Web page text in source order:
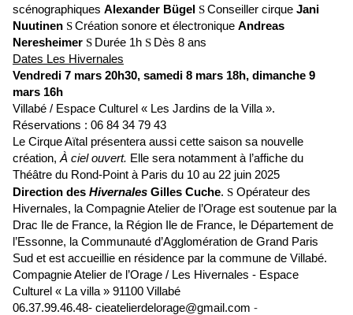
scénographiques Alexander Bügel SConseiller cirque Jani
Nuutinen SCréation sonore et électronique Andreas
Neresheimer S Durée 1h S Dès 8 ans
Dates Les Hivernales
Vendredi 7 mars 20h30, samedi 8 mars 18h, dimanche 9
mars 16h
Villabé / Espace Culturel « Les Jardins de la Villa ».
Réservations : 06 84 34 79 43
Le Cirque Aïtal présentera aussi cette saison sa nouvelle
création, À ciel ouvert. Elle sera notamment à l’affiche du
Théâtre du Rond-Point à Paris du 10 au 22 juin 2025
Direction des Hivernales Gilles Cuche. S Opérateur des
Hivernales, la Compagnie Atelier de l’Orage est soutenue par la
Drac Ile de France, la Région Ile de France, le Département de
l’Essonne, la Communauté d’Agglomération de Grand Paris
Sud et est accueillie en résidence par la commune de Villabé.
Compagnie Atelier de l’Orage / Les Hivernales - Espace
Culturel « La villa » 91100 Villabé
06.37.99.46.48- cieatelierdelorage@gmail.com -